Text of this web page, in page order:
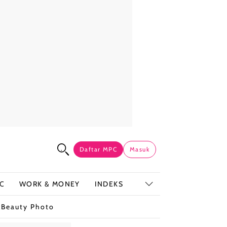
Daftar MPC Masuk
WORK & MONEY INDEKS
Beauty Photo